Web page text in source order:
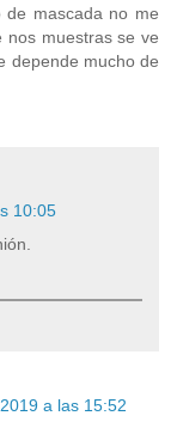
de mascada no me
nos muestras se ve
depende mucho de
10:05
a las 15:52